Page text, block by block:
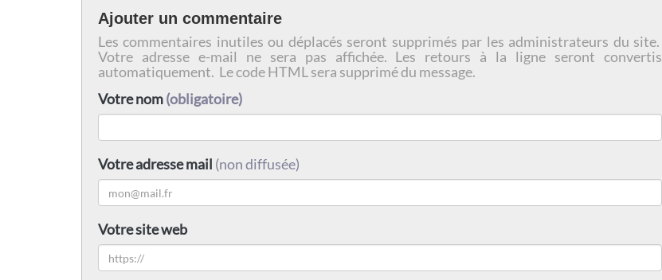
Ajouter un commentaire
Les commentaires inutiles ou déplacés seront supprimés par les administrateurs du site.
Votre adresse e-mail ne sera pas affichée. Les retours à la ligne seront convertis
automatiquement. Le code HTML sera supprimé du message.
Votre nom(obligatoire)
Votre adresse mail (non diffusée)
Votre site web